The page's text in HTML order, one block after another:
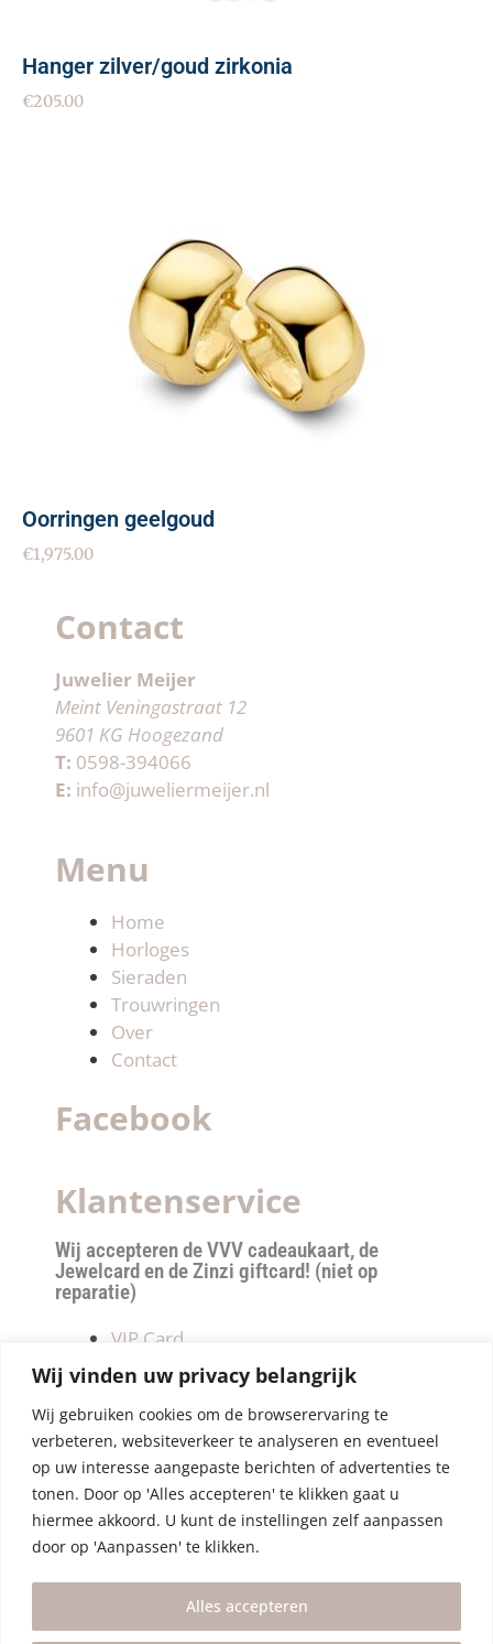
Wij vinden uw privacy belangrijk
Wij gebruiken cookies om de browserervaring te
verbeteren, websiteverkeer te analyseren en eventueel
op uw interesse aangepaste berichten of advertenties te
tonen. Door op 'Alles accepteren' te klikken gaat u
hiermee akkoord. U kunt de instellingen zelf aanpassen
door op 'Aanpassen' te klikken.
Alles accepteren
Hanger zilver/goud zirkonia
€205.00
Oorringen geelgoud
€1,975.00
Contact
Juwelier Meijer
Meint Veningastraat 12
9601 KG Hoogezand
T: 0598-394066
E: info@juweliermeijer.nl
Menu
Home
Horloges
Sieraden
Trouwringen
Over
Contact
Facebook
Klantenservice
Wij accepteren de VVV cadeaukaart, de
Jewelcard en de Zinzi giftcard! (niet op
reparatie)
VIP Card
Retourneren
Betalen & verzendkosten
Privacy Policy
Algemene Voorwaarden